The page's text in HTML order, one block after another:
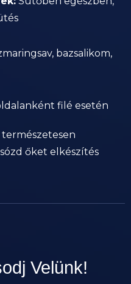
bazsalikom,
filé esetén
őket elkészítés
Velünk!